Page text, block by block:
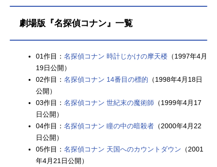
劇場版『名探偵コナン』一覧
01作目： 名探偵コナン 時計じかけの摩天楼 （1997年4月
19日公開）
02作目： 名探偵コナン 14番目の標的 （1998年4月18日
公開）
03作目： 名探偵コナン 世紀末の魔術師 （1999年4月17
日公開）
04作目： 名探偵コナン 瞳の中の暗殺者 （2000年4月22
日公開）
05作目： 名探偵コナン 天国へのカウントダウン （2001
年4月21日公開）